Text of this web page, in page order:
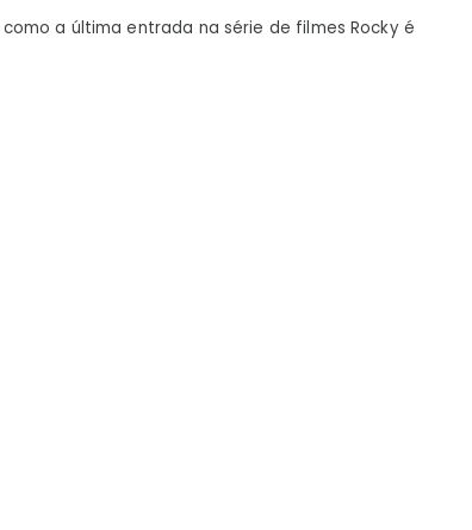
a última entrada na série de filmes Rocky é